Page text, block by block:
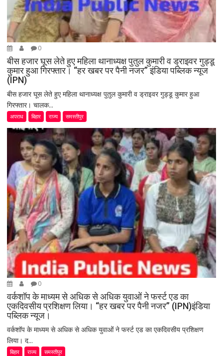
0
बीस हजार घूस लेते हुए महिला थानाध्यक्ष पुतुल कुमारी व ड्राइवर गुड्डू
कुमार हुआ गिरफ्तार। “हर खबर पर पैनी नजर” इंडिया पब्लिक न्यूज
(IPN)
बीस हजार घूस लेते हुए महिला थानाध्यक्ष पुतुल कुमारी व ड्राइवर गुड्डू कुमार हुआ
गिरफ्तार। चालक...
अपराध बिहार राज्य समस्तीपुर
0
वर्कशॉप के माध्यम से अधिक से अधिक युवाओं ने फर्स्ट एड का
एकदिवसीय प्रशिक्षण लिया। “हर खबर पर पैनी नजर” (IPN)इंडिया
पब्लिक न्यूज।
वर्कशॉप के माध्यम से अधिक से अधिक युवाओं ने फर्स्ट एड का एकदिवसीय प्रशिक्षण
लिया। द...
बिहार राज्य समस्तीपुर